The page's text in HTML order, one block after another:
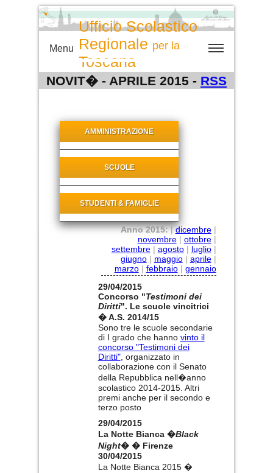
Ufficio Scolastico
Regionale per la
Toscana
Menu
NOVIT� - APRILE 2015 - RSS
AMMINISTRAZIONE
SCUOLE
STUDENTI & FAMIGLIE
Anno 2015:|dicembre|
novembre| ottobre|
settembre| agosto| luglio|
giugno| maggio| aprile|
marzo| febbraio| gennaio
29/04/2015
Concorso "Testimoni dei
Diritti". Le scuole vincitrici
� A.S. 2014/15
Sono tre le scuole secondarie
di I grado che hanno vinto il
concorso "Testimoni dei
Diritti", organizzato in
collaborazione con il Senato
della Repubblica nell�anno
scolastico 2014-2015. Altri
premi anche per il secondo e
terzo posto
29/04/2015
La Notte Bianca �Black
Night� � Firenze
30/04/2015
La Notte Bianca 2015 �